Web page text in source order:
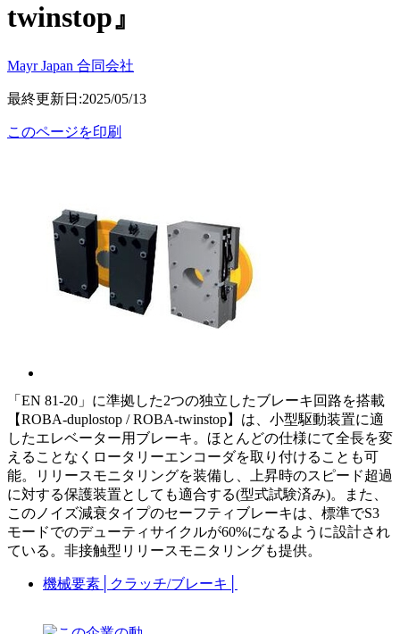
twinstop』
Mayr Japan 合同会社
最終更新日:2025/05/13
このページを印刷
「EN 81-20」に準拠した2つの独立したブレーキ回路を搭載
【ROBA-duplostop / ROBA-twinstop】は、小型駆動装置に適
したエレベーター用ブレーキ。ほとんどの仕様にて全長を変
えることなくロータリーエンコーダを取り付けることも可
能。リリースモニタリングを装備し、上昇時のスピード超過
に対する保護装置としても適合する(型式試験済み)。また、
このノイズ減衰タイプのセーフティブレーキは、標準でS3
モードでのデューティサイクルが60%になるように設計され
ている。非接触型リリースモニタリングも提供。
機械要素 クラッチ/ブレーキ